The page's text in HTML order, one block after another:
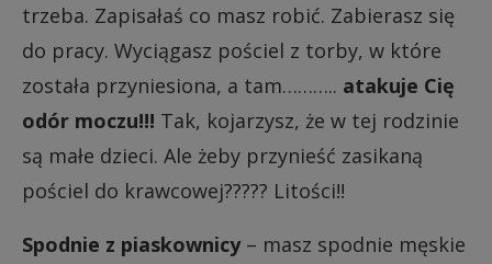
trzeba. Zapisałaś co masz robić. Zabierasz się
do pracy. Wyciągasz pościel z torby, w które
została przyniesiona, a tam……….. atakuje Cię
odór moczu!!! Tak, kojarzysz, że w tej rodzinie
są małe dzieci. Ale żeby przynieść zasikaną
pościel do krawcowej????? Litości!!
Spodnie z piaskownicy– masz spodnie męskie